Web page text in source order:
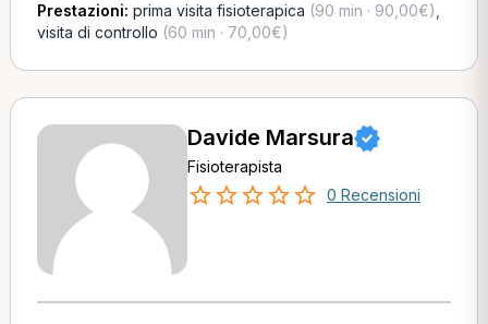
Prestazioni: prima visita fisioterapica (90 min · 90,00€)
visita di controllo (60 min · 70,00€)
Davide Marsura
Fisioterapista
0 Recensioni